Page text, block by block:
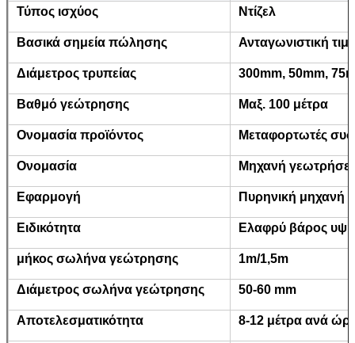
Τύπος ισχύος Ντίζελ
Βασικά σημεία πώλησης Ανταγωνιστική
Διάμετρος τρυπείας 300mm, 50mm,
Βαθμό γεώτρησης Μαξ. 100 μέτρα
Ονομασία προϊόντος Μεταφορτωτές
Ονομασία Μηχανή
Εφαρμογή Πυρηνική μηχανή
Ειδικότητα Ελαφρύ βάρος
μήκος σωλήνα γεώτρησης 1m/1,5m
Διάμετρος σωλήνα γεώτρησης 50-60 mm
Αποτελεσματικότητα 8-12 μέτρα ανά